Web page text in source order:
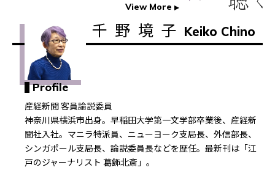
View More
千野境子 Keiko Chino
Profile
産経新聞 客員論説委員
神奈川県横浜市出身。早稲田大学第一文学部卒業後、産経新
聞社入社。マニラ特派員、ニューヨーク支局長、外信部長、
シンガポール支局長、論説委員長などを歴任。最新刊は「江
戸のジャーナリスト 葛飾北斎」。